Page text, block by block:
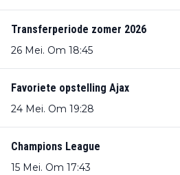
Transferperiode zomer 2026
26 Mei. Om 18:45
Favoriete opstelling Ajax
24 Mei. Om 19:28
Champions League
15 Mei. Om 17:43